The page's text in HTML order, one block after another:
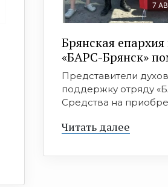
7
Брянская
«БАРС-Брянск»
Представители
поддержку отряду
Средства на
Читать далее